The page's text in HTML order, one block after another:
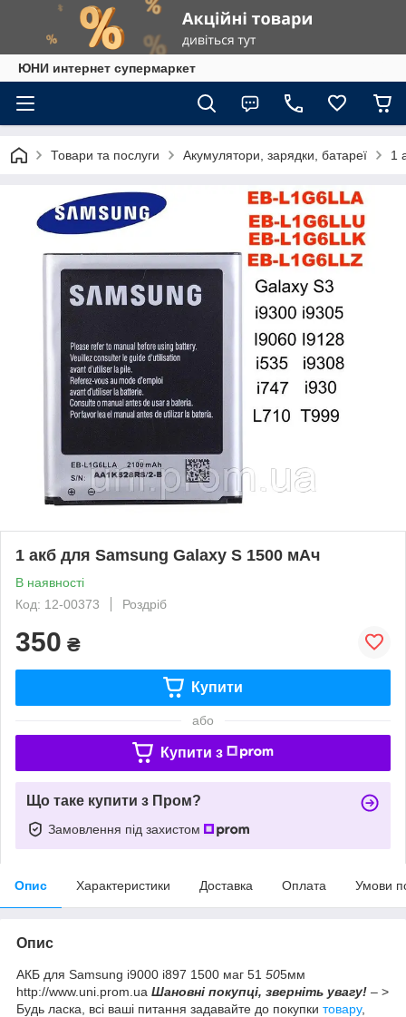
ЮНИ интернет супермаркет
Товари та послуги Акумулятори, зарядки, батареї 1
1 акб для Samsung Galaxy S 1500 мАч
В наявності
Код: 12-00373
Роздріб
350 ₴
Купити
або
Купити з
Що таке купити з Пром?
Замовлення під захистом
Опис Характеристики Доставка Оплата Умови
Опис
АКБ для Samsung i9000 i897 1500 маг 51 505мм
http://www.uni.prom.ua Шановні покупці, зверніть увагу! – >
Будь ласка, всі ваші питання задавайте до покупки товару,